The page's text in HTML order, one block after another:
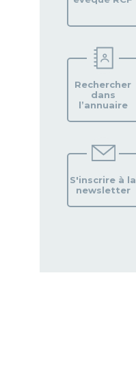
Rechercher
dans
l’annuaire
S'inscrire à la
newsletter